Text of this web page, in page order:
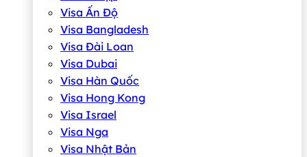
Visa Ấn Độ
Visa Bangladesh
Visa Đài Loan
Visa Dubai
Visa Hàn Quốc
Visa Hong Kong
Visa Israel
Visa Nga
Visa Nhật Bản